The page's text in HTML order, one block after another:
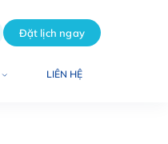
Đặt lịch ngay
LIÊN HỆ